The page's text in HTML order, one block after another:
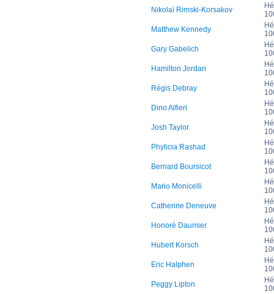
Nikolaï Rimski-Korsakov
Matthew Kennedy
Gary Gabelich
Hamilton Jordan
Régis Debray
Dino Alfieri
Josh Taylor
Phylicia Rashad
Bernard Boursicot
Mario Monicelli
Catherine Deneuve
Honoré Daumier
Hubert Korsch
Eric Halphen
Peggy Lipton